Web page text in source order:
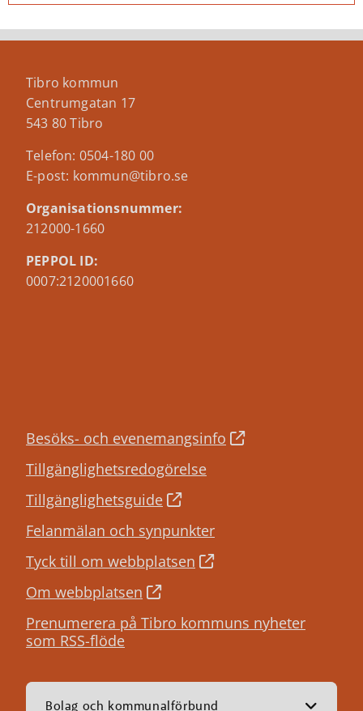
Tibro kommun
Centrumgatan 17
543 80 Tibro
Telefon: 0504-180 00
E-post: kommun@tibro.se
Organisationsnummer:
212000-1660
PEPPOL ID:
0007:2120001660
Besöks- och evenemangsinfo
Tillgänglighetsredogörelse
Tillgänglighetsguide
Felanmälan och synpunkter
Tyck till om webbplatsen
Om webbplatsen
Prenumerera på Tibro kommuns nyheter
som RSS-flöde
Bolag och kommunalförbund